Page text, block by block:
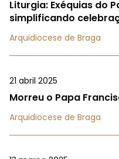
Liturgia: Exéquias do
simplificando
Arquidiocese de Braga
21 abril 2025
Morreu o Papa
Arquidiocese de Braga